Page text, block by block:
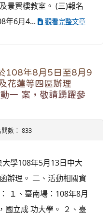
景賢樓教室。 (三)報名
年6月4...
觀看完整文章
108年8月5日至8月9
花蓮等四區辦理
一 案，敬請踴躍參
數： 833
學108年5月13日中大
辦理。 二、活動相關資
１、臺南場：108年8月
國立成 功大學。 ２、臺